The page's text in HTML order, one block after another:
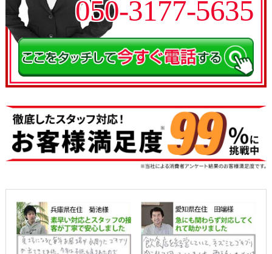
050-3177-5635